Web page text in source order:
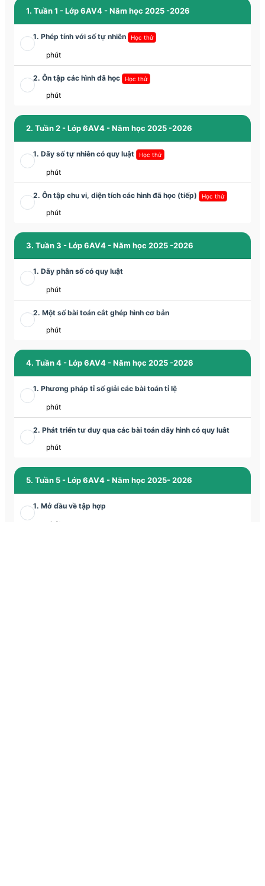
1. Tuần 1 - Lớp 6AV4 - Năm học 2025 -2026
1. Phép tính với số tự nhiên Học thử
phút
2. Ôn tập các hình đã học Học thử
phút
2. Tuần 2 - Lớp 6AV4 - Năm học 2025 -2026
1. Dãy số tự nhiên có quy luật Học thử
phút
2. Ôn tập chu vi, diện tích các hình đã học (tiếp) Học thử
phút
3. Tuần 3 - Lớp 6AV4 - Năm học 2025 -2026
1. Dãy phân số có quy luật
phút
2. Một số bài toán cắt ghép hình cơ bản
phút
4. Tuần 4 - Lớp 6AV4 - Năm học 2025 -2026
1. Phương pháp tỉ số giải các bài toán tỉ lệ
phút
2. Phát triển tư duy qua các bài toán dãy hình có quy luât
phút
5. Tuần 5 - Lớp 6AV4 - Năm học 2025- 2026
1. Mở đầu về tập hợp
phút